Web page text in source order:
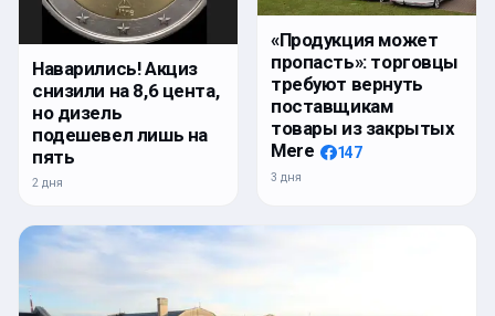
Наварились! Акциз
снизили на 8,6 цента,
но дизель
подешевел лишь на
пять
2 дня
«Продукция может
пропасть»: торговцы
требуют вернуть
поставщикам
товары из закрытых
Mere
147
3 дня